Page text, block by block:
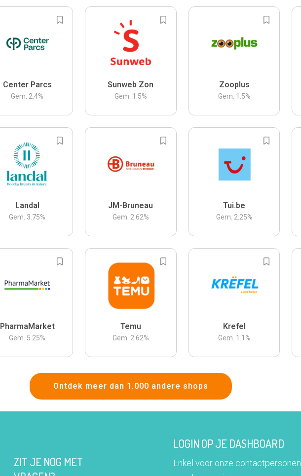
Center Parcs
Gem. 2.4%
Sunweb Zon
Gem. 1.5%
Zooplus
Gem. 1.5%
Landal
Gem. 3.75%
JM-Bruneau
Gem. 2.62%
Tui.be
Gem. 2.25%
PharmaMarket
Gem. 5.25%
Temu
Gem. 2.62%
Krefel
Gem. 1.1 %
Ontdek meer dan 1.000 andere shops
ZIT JE NOG MET
LOGIN OP JE DASHBOARD
Enkel voor onze contactpersonen